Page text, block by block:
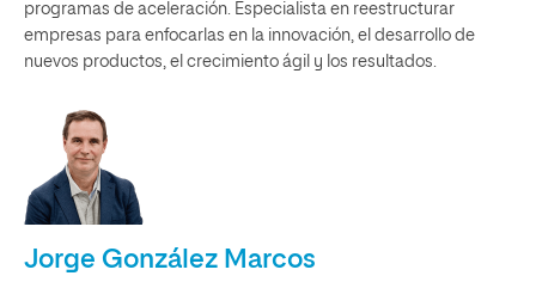
programas de aceleración. Especialista en reestructurar
empresas para enfocarlas en la innovación, el desarrollo de
nuevos productos, el crecimiento ágil y los resultados.
Jorge González Marcos